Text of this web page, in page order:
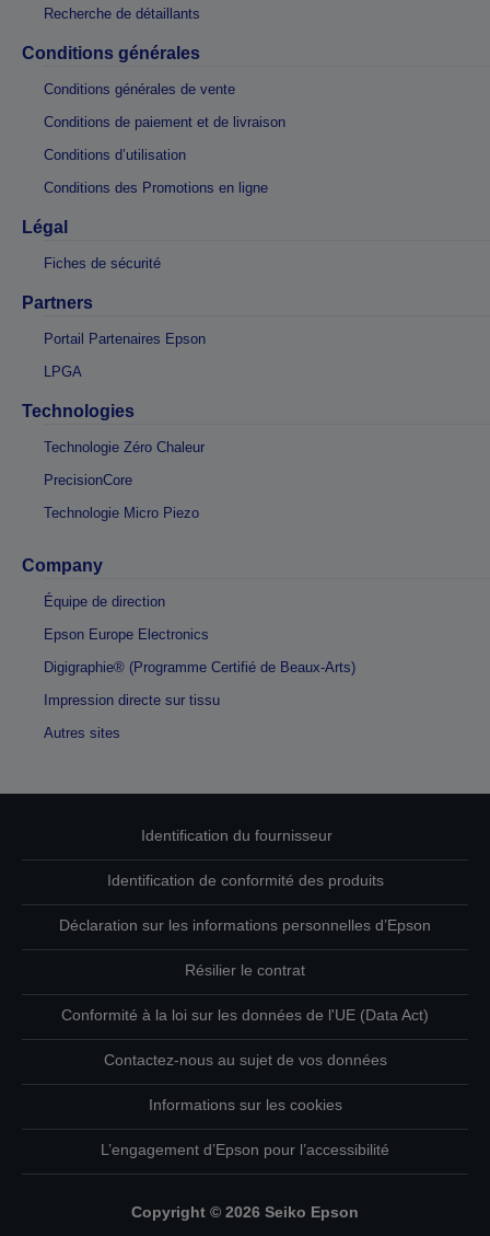
Recherche de détaillants
Conditions générales
Conditions générales de vente
Conditions de paiement et de livraison
Conditions d’utilisation
Conditions des Promotions en ligne
Légal
Fiches de sécurité
Partners
Portail Partenaires Epson
LPGA
Technologies
Technologie Zéro Chaleur
PrecisionCore
Technologie Micro Piezo
Company
Équipe de direction
Epson Europe Electronics
Digigraphie® (Programme Certifié de Beaux-Arts)
Impression directe sur tissu
Autres sites
Identification du fournisseur
Identification de conformité des produits
Déclaration sur les informations personnelles d’Epson
Résilier le contrat
Conformité à la loi sur les données de l'UE (Data Act)
Contactez-nous au sujet de vos données
Informations sur les cookies
L’engagement d’Epson pour l’accessibilité
Copyright © 2026 Seiko Epson